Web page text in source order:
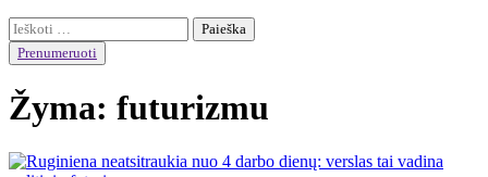
Ieškoti:
Prenumeruoti
Žyma: futurizmu